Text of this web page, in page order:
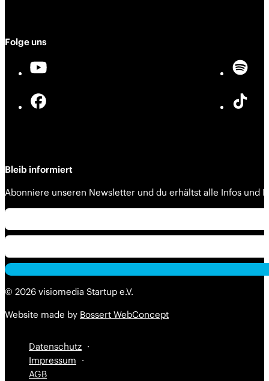
Folge uns
Bleib informiert
Abonniere unseren Newsletter und du erhältst alle Infos und
© 2026 visiomedia Startup e.V.
Website made by Bossert WebConcept
Datenschutz
Impressum
AGB